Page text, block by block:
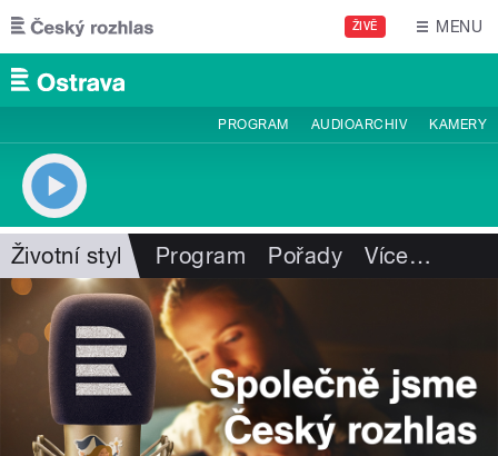
Přejít k hlavnímu obsahu
ŽIVĚ MENU
PROGRAM AUDIOARCHIV KAMERY
Životní styl Program Pořady Více…